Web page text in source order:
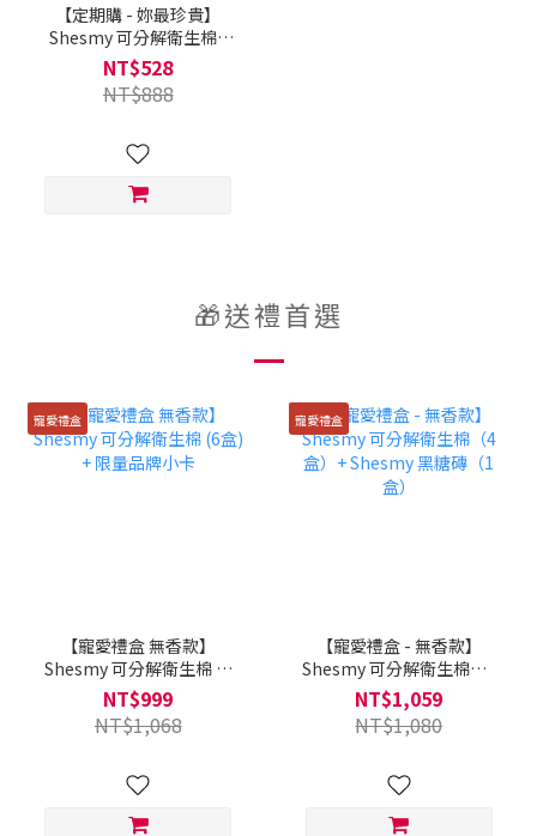
【定期購 - 妳最珍貴】
Shesmy 可分解衛生棉 -
無香款（認捐4盒 Shesmy
再捐2盒）
NT$528
NT$888
🎁送禮首選
寵愛禮盒
【寵愛禮盒 無香款】
Shesmy 可分解衛生棉 (6
盒) + 限量品牌小卡
NT$999
NT$1,068
寵愛禮盒
【寵愛禮盒 - 無香款】
Shesmy 可分解衛生棉（4
盒）+ Shesmy 黑糖磚（1
盒）
NT$1,059
NT$1,080